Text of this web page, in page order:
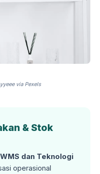
via Pexels
& Stok
dan Teknologi
operasional